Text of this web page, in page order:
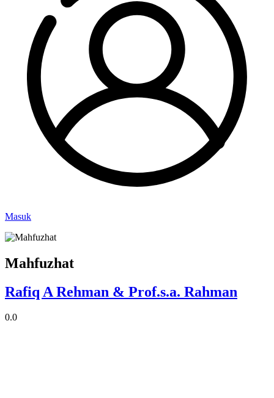
Masuk
Mahfuzhat
Rafiq A Rehman & Prof.s.a. Rahman
0.0